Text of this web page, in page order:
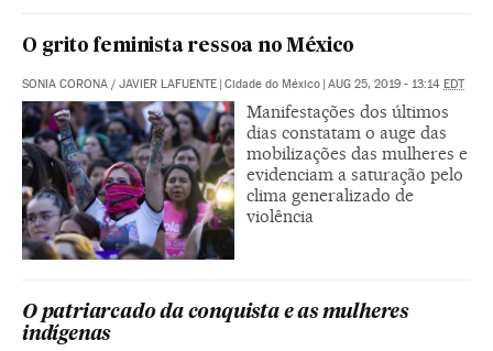
O grito feminista ressoa no México
SONIA CORONA / JAVIER LAFUENTE | Cidade do México | AUG 25, 2019 - 13:14 EDT
Manifestações dos últimos
dias constatam o auge das
mobilizações das mulheres e
evidenciam a saturação pelo
clima generalizado de
violência
O patriarcado da conquista e as mulheres
indígenas